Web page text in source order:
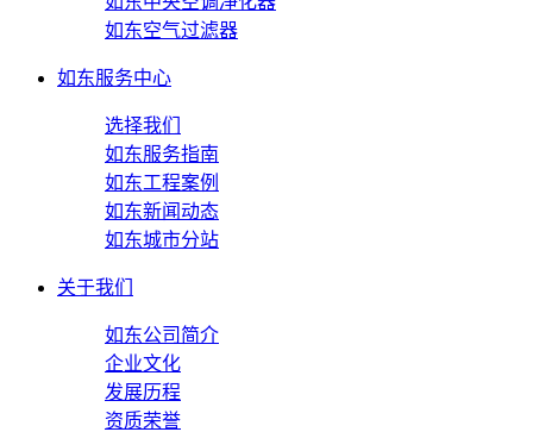
如东空气过滤器
如东服务中心
选择我们
如东服务指南
如东工程案例
如东新闻动态
如东城市分站
关于我们
如东公司简介
企业文化
发展历程
资质荣誉